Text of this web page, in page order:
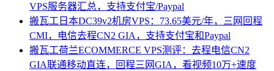
VPS服务器汇总，支持支付宝/Paypal
搬瓦工日本DC39v2机房VPS：73.65美元/年，三网回程
CMI，电信去程CN2 GIA，支持支付宝和Paypal
搬瓦工荷兰ECOMMERCE VPS测评：去程电信CN2
GIA联通移动直连，回程三网GIA，看视频10万+速度